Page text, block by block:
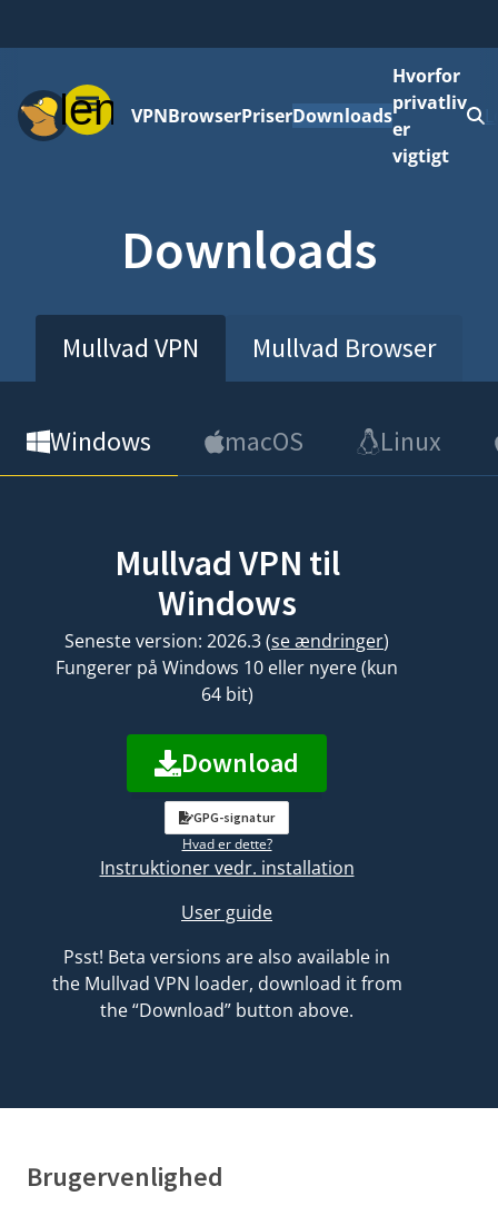
MenuVPNBrowserPriserDownloads
Hvorfor
privatliv
er
vigtigt
Downloads
Mullvad VPN Mullvad Browser
Windows macOS Linux
Mullvad VPN til
Windows
Seneste version: 2026.3(se ændringer)
Fungerer på Windows 10 eller nyere (kun
64 bit)
Download
GPG-signatur
Hvad er dette?
Instruktioner vedr. installation
User guide
Psst! Beta versions are also available in
the Mullvad VPN loader, download it from
the “Download” button above.
Brugervenlighed